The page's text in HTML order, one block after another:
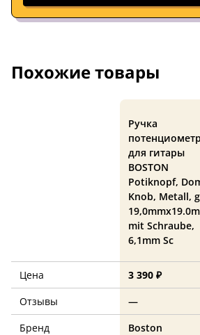
Похожие товары
Ручка
для гитары
BOSTON
Potiknopf,
Knob, Metall,
mit Schraube,
6,1mm Sc
Цена 3 390 ₽
Отзывы
—
Бренд
Boston